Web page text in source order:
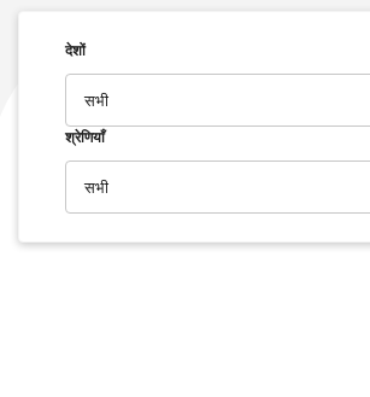
देशों
सभी
श्रेणियाँ
सभी